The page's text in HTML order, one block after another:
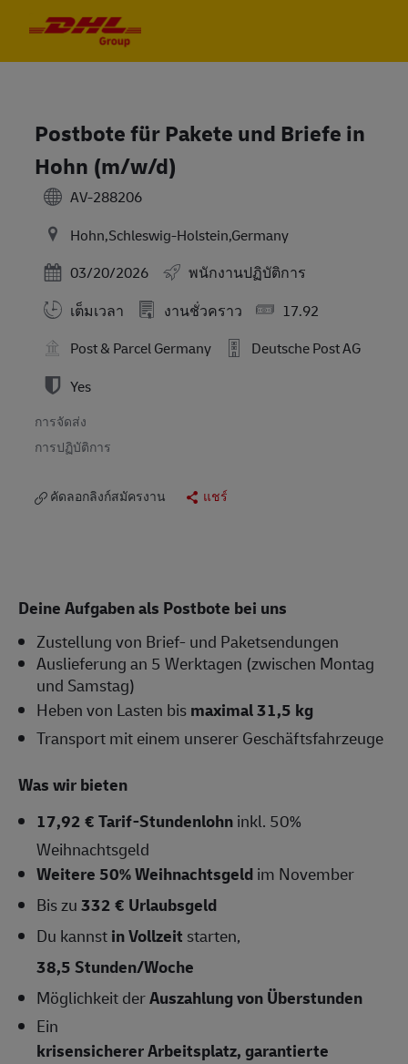
Postbote für Pakete und Briefe in
Hohn (m/w/d)
AV-288206
Hohn,Schleswig-Holstein,Germany
Posted Date
03/20/2026
พนักงานปฏิบัติการ
เต็มเวลา
งานชั่วคราว
17.92
Post & Parcel Germany
Deutsche Post AG
Yes
การจัดส่ง
การปฏิบัติการ
คัดลอกลิงก์สมัครงาน แชร์
Deine Aufgaben als Postbote bei uns
Zustellung von Brief- und Paketsendungen
Auslieferung an 5 Werktagen (zwischen Montag
und Samstag)
Heben von Lasten bismaximal 31,5 kg
Transport mit einem unserer Geschäftsfahrzeuge
Was wir bieten
17,92 € Tarif-Stundenlohninkl. 50%
Weihnachtsgeld
Weitere 50% Weihnachtsgeldim November
Bis zu332 € Urlaubsgeld
Du kannstin Vollzeit starten,
38,5 Stunden/Woche
Möglichkeit derAuszahlung von Überstunden
Ein
krisensicherer Arbeitsplatz, garantierte